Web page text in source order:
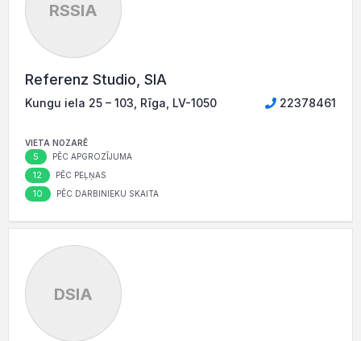
RSSIA
Referenz Studio, SIA
Kungu iela 25 – 103, Rīga, LV-1050 22378461
VIETA NOZARĒ
5 PĒC APGROZĪJUMA
12 PĒC PEĻŅAS
10 PĒC DARBINIEKU SKAITA
DSIA